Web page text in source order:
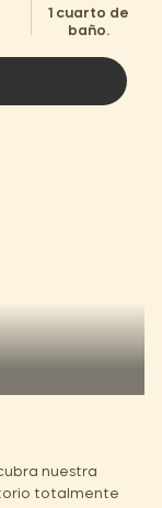
1 cuarto de
baño.
nuestra
totalmente